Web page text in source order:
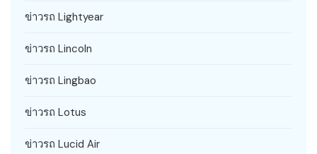
ข่าวรถ Lightyear
ข่าวรถ Lincoln
ข่าวรถ Lingbao
ข่าวรถ Lotus
ข่าวรถ Lucid Air